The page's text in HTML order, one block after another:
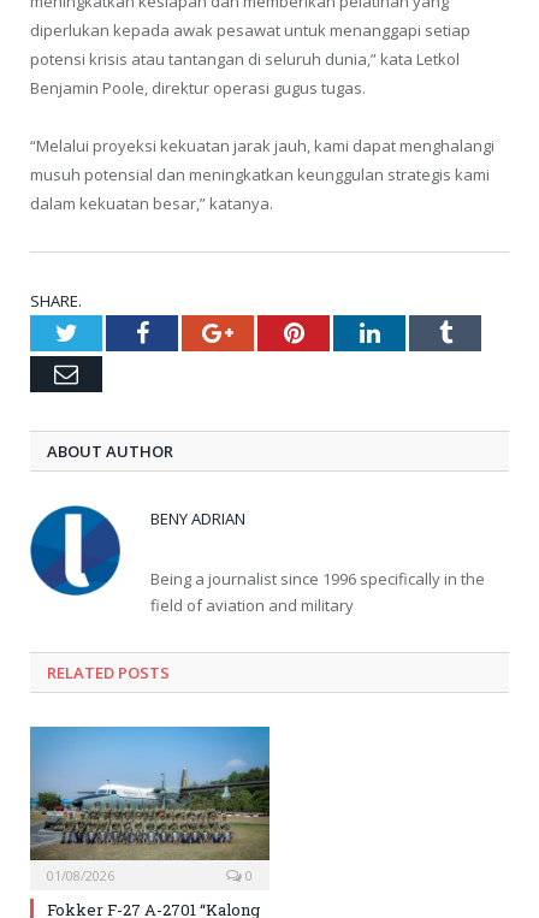
diperlukan kepada awak pesawat untuk menanggapi setiap
potensi krisis atau tantangan di seluruh dunia,” kata Letkol
Benjamin Poole, direktur operasi gugus tugas.
“Melalui proyeksi kekuatan jarak jauh, kami dapat menghalangi
musuh potensial dan meningkatkan keunggulan strategis kami
dalam kekuatan besar,” katanya.
SHARE.
TwitterFacebookGoogle+PinterestLinkedInTumblr
Email
ABOUT AUTHOR
BENY ADRIAN
Being a journalist since 1996 specifically in the
field of aviation and military
RELATED POSTS
01/08/2026 0
Fokker F-27 A-2701 “Kalong